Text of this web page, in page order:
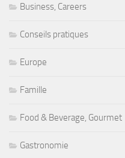
Business, Careers
Conseils pratiques
Europe
Famille
Food & Beverage, Gourmet
Gastronomie